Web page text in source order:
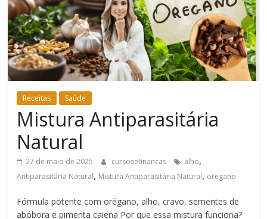
Estar
Receitas Saúde
Mistura Antiparasitária
Natural
27 de maio de 2025 cursosefinancas alho,
Antiparasitária Natural, Mistura Antiparasitária Natural, oregano
Fórmula potente com orégano, alho, cravo, sementes de
abóbora e pimenta caiena Por que essa mistura funciona?